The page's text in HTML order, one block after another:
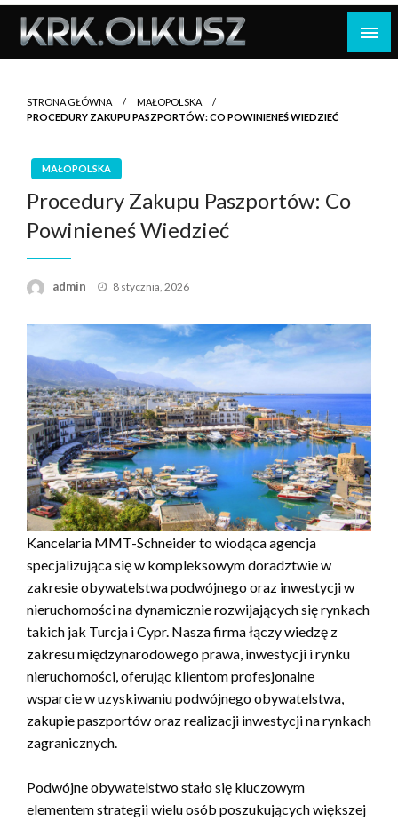
Skip
content
STRONA GŁÓWNA
MAŁOPOLSKA
PROCEDURY ZAKUPU PASZPORTÓW: CO POWINIENEŚ WIEDZIEĆ
MAŁOPOLSKA
Procedury Zakupu Paszportów: Co
Powinieneś Wiedzieć
admin
Opublikowane
8 stycznia, 2026
Kancelaria MMT-Schneider to wiodąca agencja
specjalizująca się w kompleksowym doradztwie w
zakresie obywatelstwa podwójnego oraz inwestycji w
nieruchomości na dynamicznie rozwijających się rynkach
takich jak Turcja i Cypr. Nasza firma łączy wiedzę z
zakresu międzynarodowego prawa, inwestycji i rynku
nieruchomości, oferując klientom profesjonalne
wsparcie w uzyskiwaniu podwójnego obywatelstwa,
zakupie paszportów oraz realizacji inwestycji na rynkach
zagranicznych.
Podwójne obywatelstwo stało się kluczowym
elementem strategii wielu osób poszukujących większej